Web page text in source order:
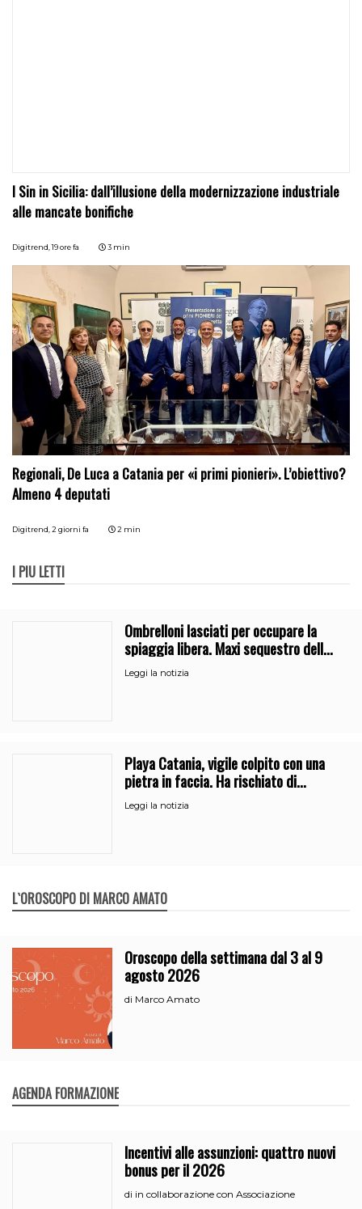
I Sin in Sicilia: dall’illusione della modernizzazione industriale
alle mancate bonifiche
Digitrend,19 ore fa 3 min
Regionali, De Luca a Catania per «i primi pionieri». L’obiettivo?
Almeno 4 deputati
Digitrend, 2 giorni fa 2 min
I PIÙ LETTI
Ombrelloni lasciati per occupare la
spiaggia libera. Maxi sequestro della
Guardia Costiera
Leggi la notizia
Playa Catania, vigile colpito con una
pietra in faccia. Ha rischiato di
perdere l’occhio
Leggi la notizia
L`OROSCOPO DI MARCO AMATO
Oroscopo della settimana dal 3 al 9
agosto 2026
di Marco Amato
AGENDA FORMAZIONE
Incentivi alle assunzioni: quattro nuovi
bonus per il 2026
di in collaborazione con Associazione